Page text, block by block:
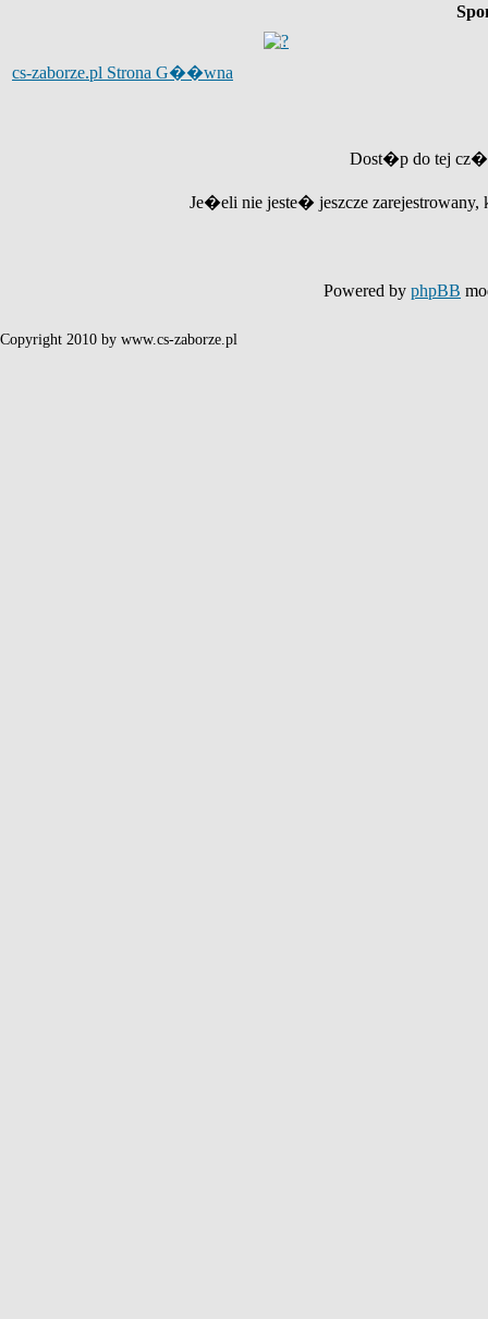
cs-zaborze.pl Strona G��wna
Dost�p do tej
Je�eli nie jeste� jeszcze
Powered by phpBB
Copyright 2010 by www.cs-zaborze.pl